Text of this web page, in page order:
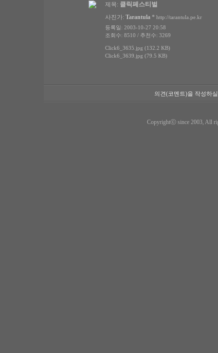
제목: 클릭페스티벌
사진가: Tarantula * http://tarantula.pe.kr
등록일: 2003-10-27 20:58
조회수: 8510 / 추천수: 3269
Click6_3635.jpg (132.2 KB)
Click6_3639.jpg (79.5 KB)
의견(코멘트)을 작성하
Copyrightⓒ since 2003, All